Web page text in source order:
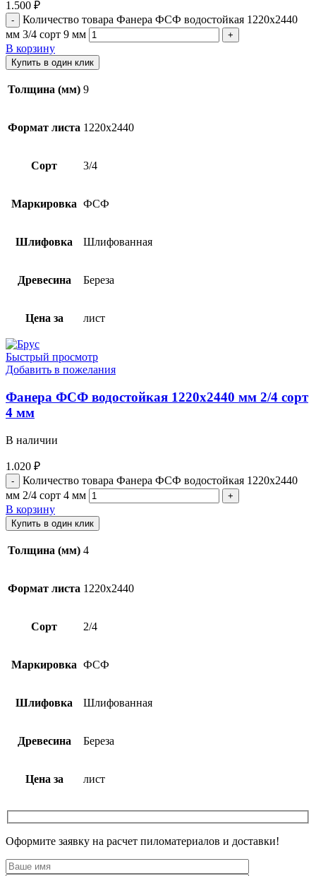
1.500 ₽
Количество товара Фанера ФСФ водостойкая 1220х2440
мм 3/4 сорт 9 мм
В корзину
Купить в один клик
Толщина (мм) 9
Формат листа 1220х2440
Сорт 3/4
Маркировка ФСФ
Шлифовка Шлифованная
Древесина Береза
Цена за лист
Быстрый просмотр
Добавить в пожелания
Фанера ФСФ водостойкая 1220х2440 мм 2/4 сорт
4 мм
В наличии
1.020 ₽
Количество товара Фанера ФСФ водостойкая 1220х2440
мм 2/4 сорт 4 мм
В корзину
Купить в один клик
Толщина (мм) 4
Формат листа 1220х2440
Сорт 2/4
Маркировка ФСФ
Шлифовка Шлифованная
Древесина Береза
Цена за лист
Оформите заявку на расчет пиломатериалов и доставки!